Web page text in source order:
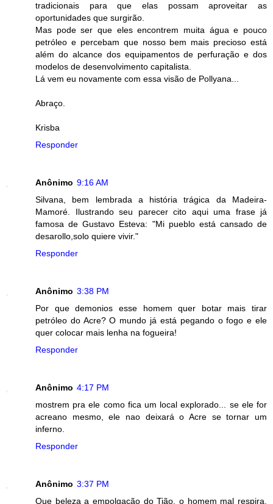
tradicionais para que elas possam aproveitar as
oportunidades que surgirão.
Mas pode ser que eles encontrem muita água e pouco
petróleo e percebam que nosso bem mais precioso está
além do alcance dos equipamentos de perfuração e dos
modelos de desenvolvimento capitalista.
Lá vem eu novamente com essa visão de Pollyana...
Abraço.
Krisba
Responder
Anônimo 9:16 AM
Silvana, bem lembrada a história trágica da Madeira-
Mamoré. Ilustrando seu parecer cito aqui uma frase já
famosa de Gustavo Esteva: "Mi pueblo está cansado de
desarollo,solo quiere vivir."
Responder
Anônimo 3:38 PM
Por que demonios esse homem quer botar mais tirar
petróleo do Acre? O mundo já está pegando o fogo e ele
quer colocar mais lenha na fogueira!
Responder
Anônimo 4:17 PM
mostrem pra ele como fica um local explorado... se ele for
acreano mesmo, ele nao deixará o Acre se tornar um
inferno.
Responder
Anônimo 3:37 PM
Que beleza a empolgação do Tião, o homem mal respira,